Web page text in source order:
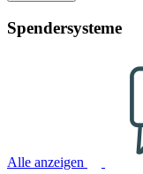
Spendersysteme
Alle anzeigen